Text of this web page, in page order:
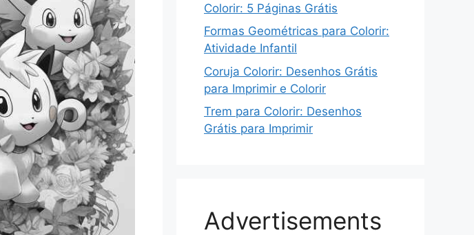
Colorir: 5 Páginas Grátis
Formas Geométricas para Colorir:
Atividade Infantil
Coruja Colorir: Desenhos Grátis
para Imprimir e Colorir
Trem para Colorir: Desenhos
Grátis para Imprimir
Advertisements